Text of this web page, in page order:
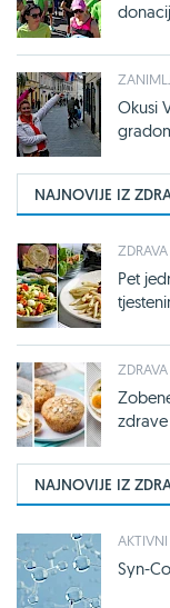
Okusi
NAJNOVIJE IZ
Pet
NAJNOVIJE IZ
Syn-